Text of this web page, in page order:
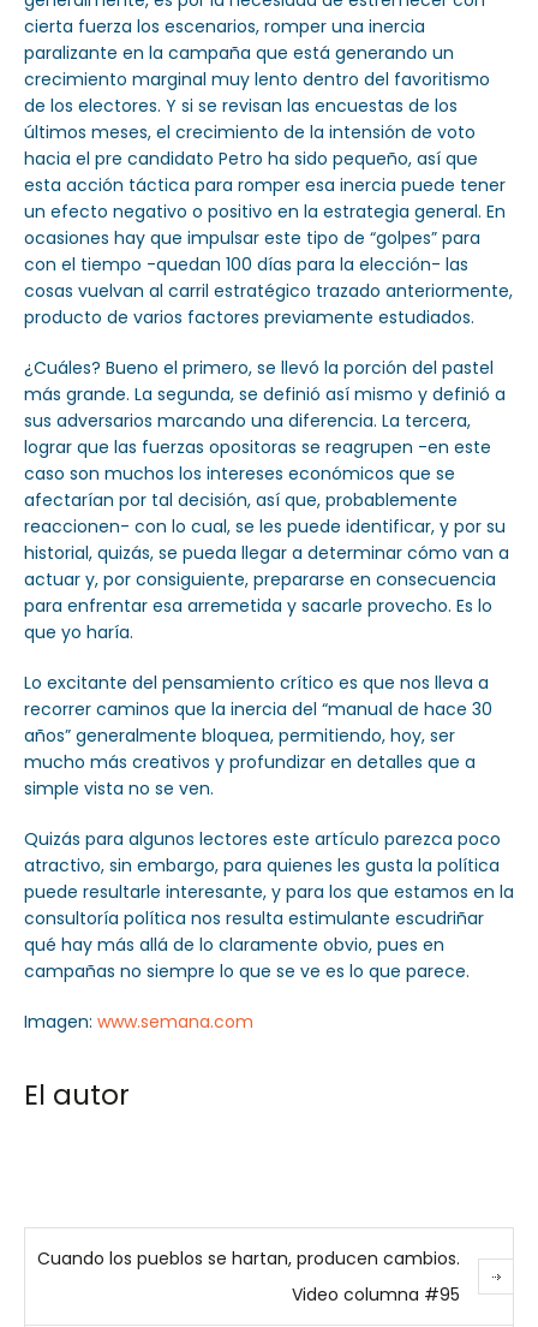
cierta fuerza los escenarios, romper una inercia
paralizante en la campaña que está generando un
crecimiento marginal muy lento dentro del favoritismo
de los electores. Y si se revisan las encuestas de los
últimos meses, el crecimiento de la intensión de voto
hacia el pre candidato Petro ha sido pequeño, así que
esta acción táctica para romper esa inercia puede tener
un efecto negativo o positivo en la estrategia general. En
ocasiones hay que impulsar este tipo de “golpes” para
con el tiempo -quedan 100 días para la elección- las
cosas vuelvan al carril estratégico trazado anteriormente,
producto de varios factores previamente estudiados.
¿Cuáles? Bueno el primero, se llevó la porción del pastel
más grande. La segunda, se definió así mismo y definió a
sus adversarios marcando una diferencia. La tercera,
lograr que las fuerzas opositoras se reagrupen -en este
caso son muchos los intereses económicos que se
afectarían por tal decisión, así que, probablemente
reaccionen- con lo cual, se les puede identificar, y por su
historial, quizás, se pueda llegar a determinar cómo van a
actuar y, por consiguiente, prepararse en consecuencia
para enfrentar esa arremetida y sacarle provecho. Es lo
que yo haría.
Lo excitante del pensamiento crítico es que nos lleva a
recorrer caminos que la inercia del “manual de hace 30
años” generalmente bloquea, permitiendo, hoy, ser
mucho más creativos y profundizar en detalles que a
simple vista no se ven.
Quizás para algunos lectores este artículo parezca poco
atractivo, sin embargo, para quienes les gusta la política
puede resultarle interesante, y para los que estamos en la
consultoría política nos resulta estimulante escudriñar
qué hay más allá de lo claramente obvio, pues en
campañas no siempre lo que se ve es lo que parece.
Imagen: www.semana.com
El autor
Cuando los pueblos se hartan, producen cambios.
Video columna #95